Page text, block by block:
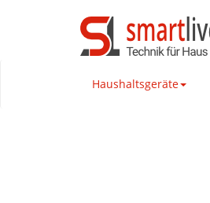
Haushaltsgeräte